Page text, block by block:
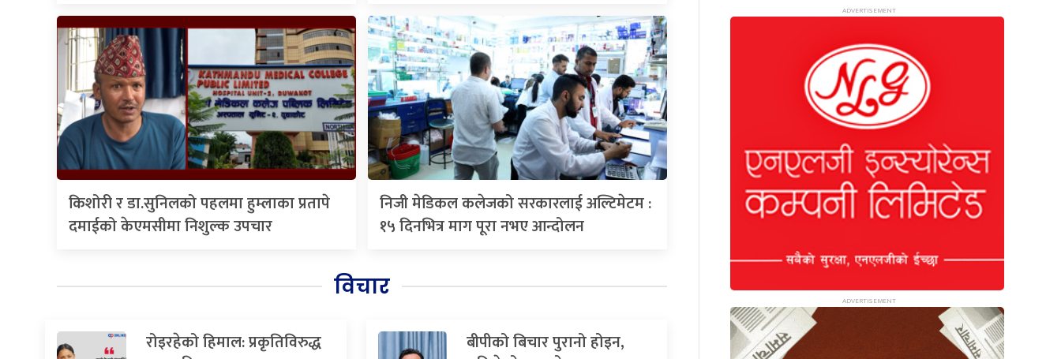
किशोरी र डा.सुनिलको पहलमा हुम्लाका प्रतापे
दमाईको केएमसीमा निशुल्क उपचार
निजी मेडिकल कलेजको सरकारलाई अल्टिमेटम :
१५ दिनभित्र माग पूरा नभए आन्दोलन
विचार
रोइरहेको हिमाल: प्रकृतिविरुद्ध
बीपीको बिचार पुरानो होइन,